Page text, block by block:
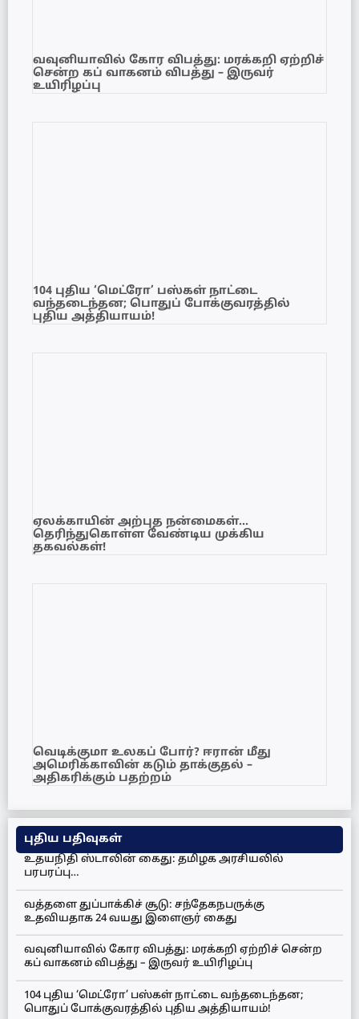
வவுனியாவில் கோர விபத்து: மரக்கறி ஏற்றிச்
சென்ற கப் வாகனம் விபத்து – இருவர்
உயிரிழப்பு
104 புதிய ‘மெட்ரோ’ பஸ்கள் நாட்டை
வந்தடைந்தன; பொதுப் போக்குவரத்தில்
புதிய அத்தியாயம்!
ஏலக்காயின் அற்புத நன்மைகள்…
தெரிந்துகொள்ள வேண்டிய முக்கிய
தகவல்கள்!
வெடிக்குமா உலகப் போர்? ஈரான் மீது
அமெரிக்காவின் கடும் தாக்குதல் –
அதிகரிக்கும் பதற்றம்
புதிய பதிவுகள்
உதயநிதி ஸ்டாலின் கைது: தமிழக அரசியலில்
பரபரப்பு…
வத்தளை துப்பாக்கிச் சூடு: சந்தேகநபருக்கு
உதவியதாக 24 வயது இளைஞர் கைது
வவுனியாவில் கோர விபத்து: மரக்கறி ஏற்றிச் சென்ற
கப் வாகனம் விபத்து – இருவர் உயிரிழப்பு
104 புதிய ‘மெட்ரோ’ பஸ்கள் நாட்டை வந்தடைந்தன;
பொதுப் போக்குவரத்தில் புதிய அத்தியாயம்!